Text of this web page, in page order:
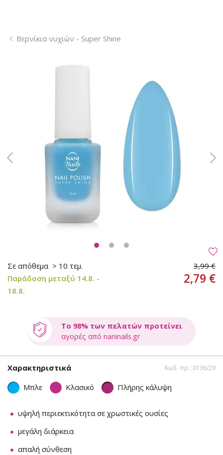
Βερνίκια νυχιών - Super Shine
Σε απόθεμα > 10 τεμ.
Παράδοση μεταξύ 14.8. -
18.8.
3,99 €
2,79 €
Το 98% των πελατών προτείνει
αγορές από naninails.gr
Χαρακτηριστικά Κωδ. πρ.: 0136/29
Μπλε Κλασικό Πλήρης κάλυψη
υψηλή περιεκτικότητα σε χρωστικές ουσίες
μεγάλη διάρκεια
απαλή σύνθεση